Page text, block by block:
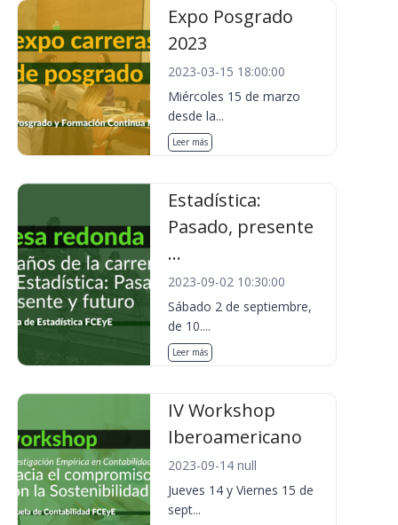
Expo Posgrado
2023
2023-03-15 18:00:00
Miércoles 15 de marzo
desde la...
Leer más
Estadística:
Pasado, presente
...
2023-09-02 10:30:00
Sábado 2 de septiembre,
de 10....
Leer más
IV Workshop
Iberoamericano
2023-09-14 null
Jueves 14 y Viernes 15 de
sept...